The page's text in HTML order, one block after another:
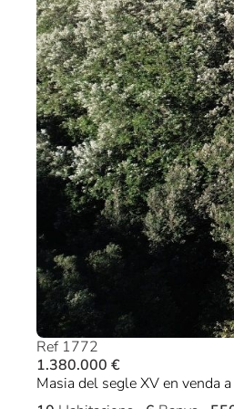
Ref 1772
1.380.000 €
Masia del segle XV en venda